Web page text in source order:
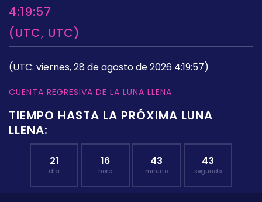
4:19:57
(UTC, UTC)
(UTC: viernes, 28 de agosto de 2026 4:19:57)
CUENTA REGRESIVA DE LA LUNA LLENA
TIEMPO HASTA LA PRÓXIMA LUNA
LLENA:
21
día
16
hora
43
minuto
42
segundo